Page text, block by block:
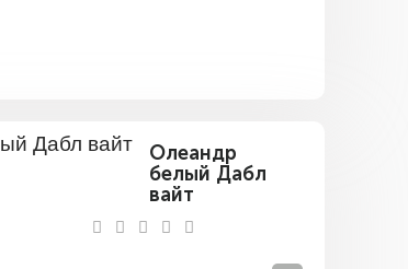
Олеандр
белый Дабл
вайт